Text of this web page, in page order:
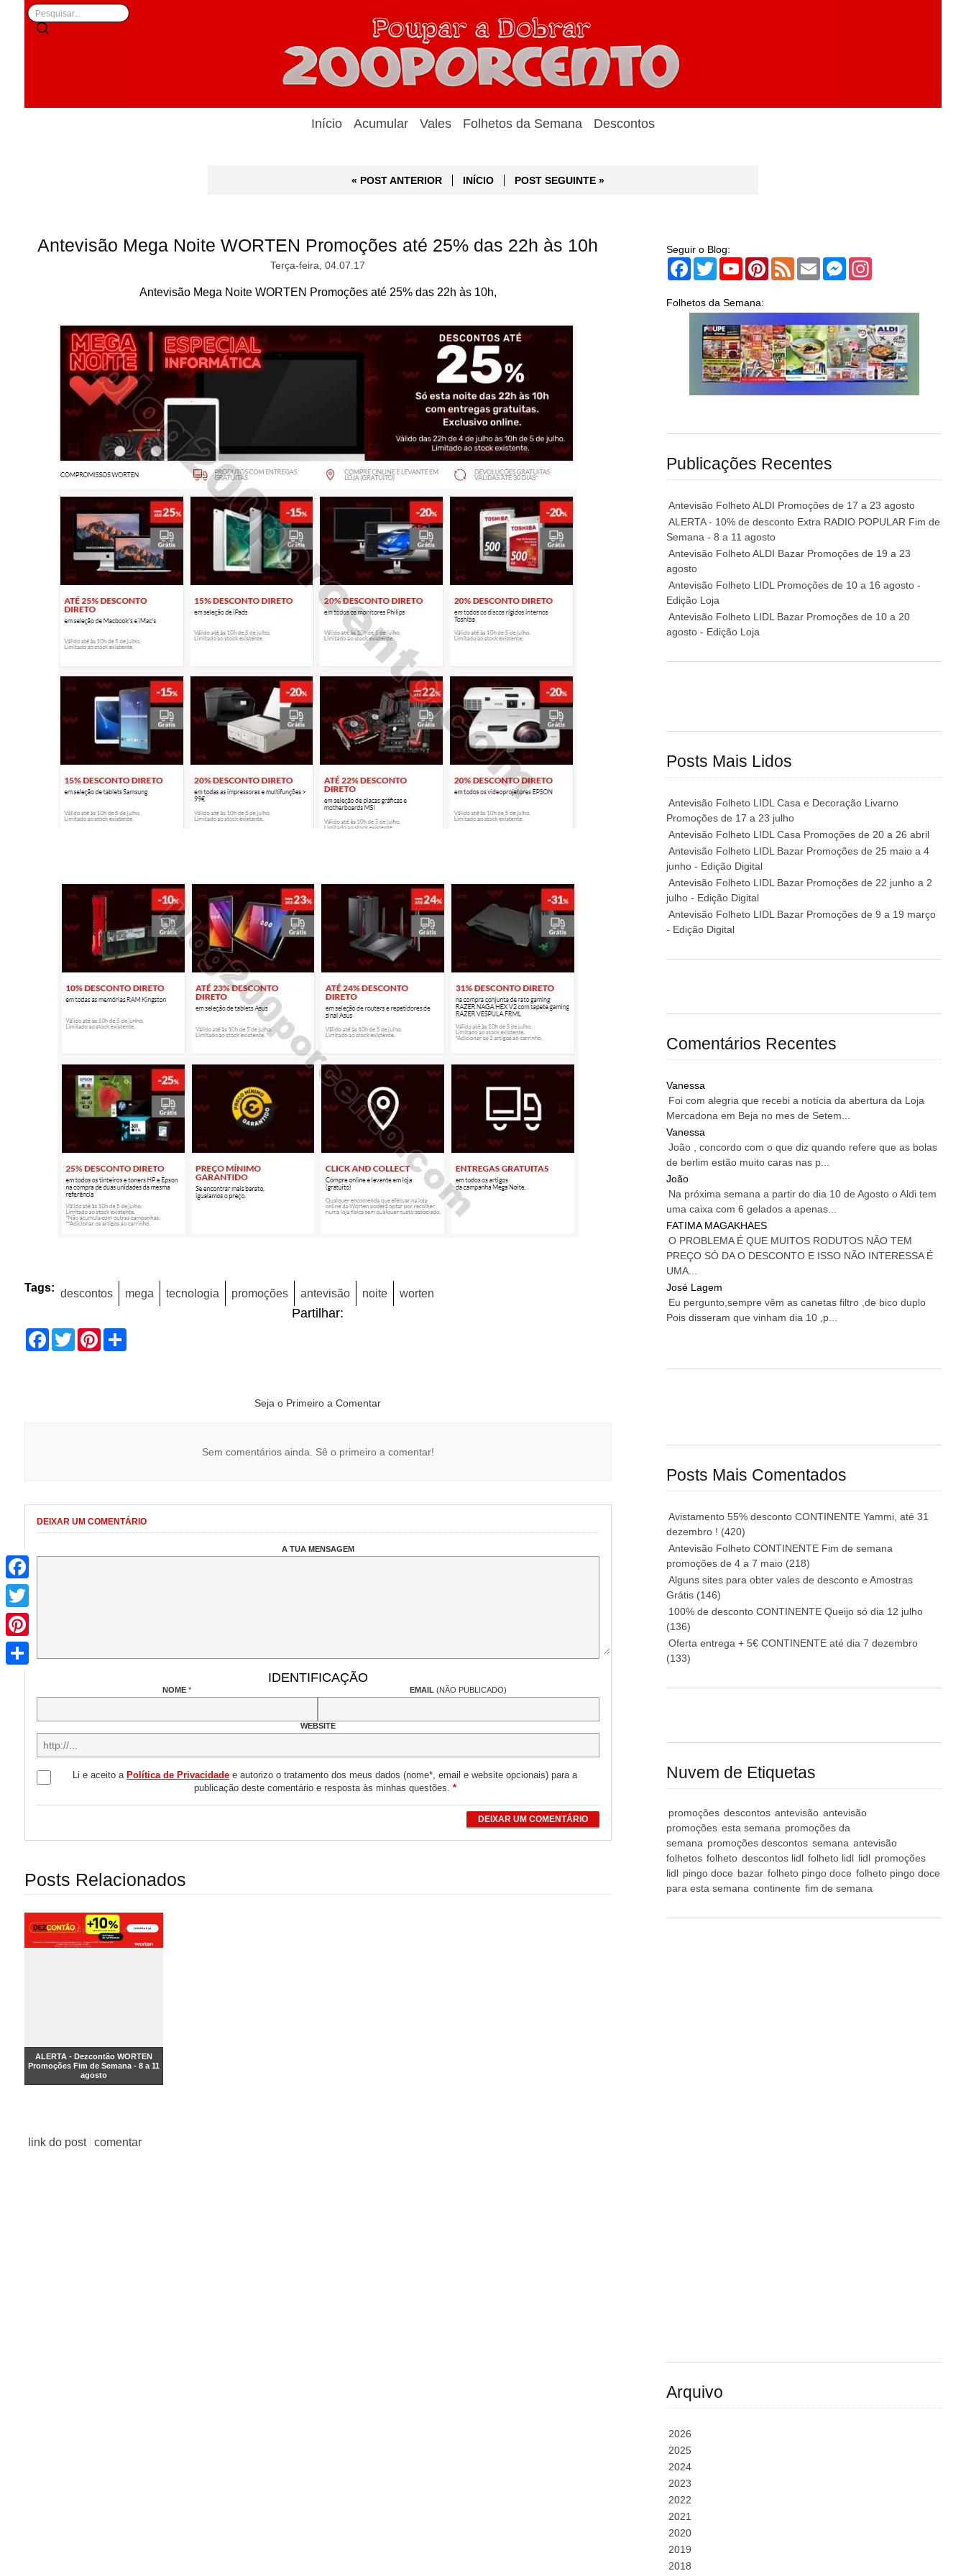
Início Acumular Vales Folhetos da Semana Descontos
« POST ANTERIOR INÍCIO POST SEGUINTE »
Antevisão Mega Noite WORTEN Promoções até 25% das 22h às 10h
Terça-feira, 04.07.17
Antevisão Mega Noite WORTEN Promoções até 25% das 22h às 10h,
Tags: descontos mega tecnologia promoções antevisão noite worten
Partilhar:
Facebook
TwitterPinterest
Share
Seja o Primeiro a Comentar
Sem comentários ainda. Sê o primeiro a comentar!
DEIXAR UM COMENTÁRIO
A TUA MENSAGEM
IDENTIFICAÇÃO
NOME* EMAIL(NÃO PUBLICADO)
WEBSITE
Li e aceito aPolítica de Privacidade e autorizo o tratamento dos meus dados (nome*, email e website opcionais) para a
publicação deste comentário e resposta às minhas questões. *
DEIXAR UM COMENTÁRIO
Posts Relacionados
ALERTA - Dezcontão WORTEN
Promoções Fim de Semana - 8 a 11
agosto
link do post comentar
Seguir o Blog:
Facebook
TwitterYouTubePinterest
Feed Email Messenger
Folhetos da Semana:
Publicações Recentes
Antevisão Folheto ALDI Promoções de 17 a 23 agosto
ALERTA - 10% de desconto Extra RADIO POPULAR Fim de
Semana - 8 a 11 agosto
Antevisão Folheto ALDI Bazar Promoções de 19 a 23
agosto
Antevisão Folheto LIDL Promoções de 10 a 16 agosto -
Edição Loja
Antevisão Folheto LIDL Bazar Promoções de 10 a 20
agosto - Edição Loja
Posts Mais Lidos
Antevisão Folheto LIDL Casa e Decoração Livarno
Promoções de 17 a 23 julho
Antevisão Folheto LIDL Casa Promoções de 20 a 26 abril
Antevisão Folheto LIDL Bazar Promoções de 25 maio a 4
junho - Edição Digital
Antevisão Folheto LIDL Bazar Promoções de 22 junho a 2
julho - Edição Digital
Antevisão Folheto LIDL Bazar Promoções de 9 a 19 março
- Edição Digital
Comentários Recentes
Vanessa
Foi com alegria que recebi a notícia da abertura da Loja
Mercadona em Beja no mes de Setem...
Vanessa
João , concordo com o que diz quando refere que as bolas
de berlim estão muito caras nas p...
João
Na próxima semana a partir do dia 10 de Agosto o Aldi tem
uma caixa com 6 gelados a apenas...
FATIMA MAGAKHAES
O PROBLEMA É QUE MUITOS RODUTOS NÃO TEM
PREÇO SÓ DA O DESCONTO E ISSO NÃO INTERESSA É
UMA...
José Lagem
Eu pergunto,sempre vêm as canetas filtro ,de bico duplo
Pois disseram que vinham dia 10 ,p...
Posts Mais Comentados
Avistamento 55% desconto CONTINENTE Yammi, até 31
dezembro ! (420)
Antevisão Folheto CONTINENTE Fim de semana
promoções de 4 a 7 maio (218)
Alguns sites para obter vales de desconto e Amostras
Grátis (146)
100% de desconto CONTINENTE Queijo só dia 12 julho
(136)
Oferta entrega + 5€ CONTINENTE até dia 7 dezembro
(133)
Nuvem de Etiquetas
promoções descontos antevisão antevisão
promoções esta semana promoções da
semana promoções descontos semana antevisão
folhetos folheto descontos lidl folheto lidl lidl promoções
lidl pingo doce bazar folheto pingo doce folheto pingo doce
para esta semana continente fim de semana
Arquivo
2026
2025
2024
2023
2022
2021
2020
2019
2018